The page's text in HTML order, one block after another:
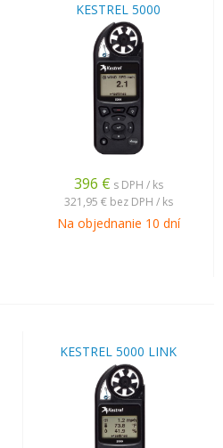
KESTREL 5000
396 € s DPH / ks
321,95 € bez DPH / ks
Na objednanie 10 dní
KESTREL 5000 LINK